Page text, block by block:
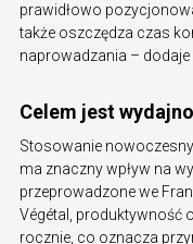
prawidłowo
także oszczędza czas
naprowadzania – dodaje
Celem jest
Stosowanie
ma znaczny wpływ na
przeprowadzone we
Végétal, produktywność
rocznie, co oznacza